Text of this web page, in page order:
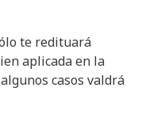
te redituará
aplicada en la
casos valdrá